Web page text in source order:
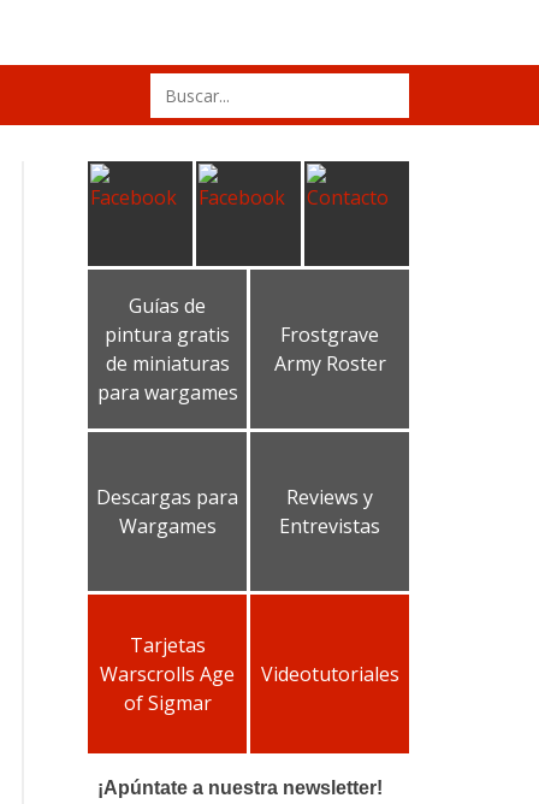
Search
for:
Guías de
pintura gratis
de miniaturas
para wargames
Frostgrave
Army Roster
Descargas para
Wargames
Reviews y
Entrevistas
Tarjetas
Warscrolls Age
of Sigmar
Videotutoriales
¡Apúntate a nuestra newsletter!